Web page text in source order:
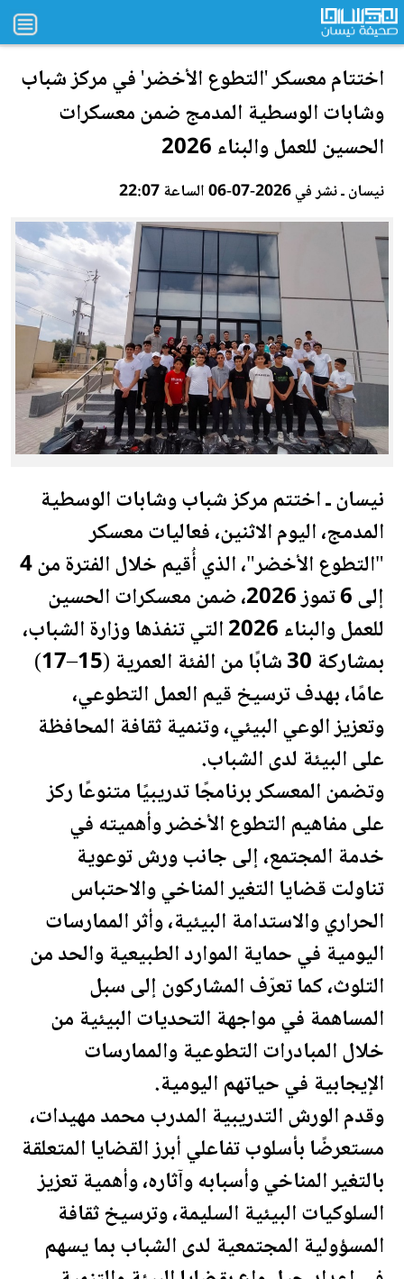
اختتام معسكر 'التطوع الأخضر' في مركز شباب
وشابات الوسطية المدمج ضمن معسكرات
الحسين للعمل والبناء 2026
نيسان ـ نشر في 2026-07-06 الساعة 22:07
نيسان ـ اختتم مركز شباب وشابات الوسطية
المدمج، اليوم الاثنين، فعاليات معسكر
"التطوع الأخضر"، الذي أُقيم خلال الفترة من 4
إلى 6 تموز 2026، ضمن معسكرات الحسين
للعمل والبناء 2026 التي تنفذها وزارة الشباب،
بمشاركة 30 شابًا من الفئة
العمري
ة (15–17)
عامًا، بهدف ترسيخ قيم العمل التطوعي،
وتعزيز الوعي البيئي، وتنمية ثقافة المحافظة
على البيئة لدى الشباب.
وتضمن المعسكر برنامجًا تدريبيًا متنوعًا ركز
على مفاهيم التطوع الأخضر وأهميته في
خدمة المجتمع، إلى جانب ورش توعوية
تناولت قضايا التغير المناخي والاحتباس
الحراري والاستدامة البيئية، وأثر الممارسات
اليوميةفي حماية الموارد الطبيعية والحد من
التلوث، كما تعرّف المشاركون إلى سبل
المساهمة في مواجهة التحديات البيئية من
خلال المبادرات التطوعية والممارسات
الإيجابية في حياتهم اليومية.
وقدم الورش التدريبية المدرب محمد مهيدات،
مستعرضًا بأسلوب تفاعلي أبرز القضايا المتعلقة
بالتغير المناخي وأسبابه وآثاره، وأهمية تعزيز
السلوكيات البيئية السليمة، وترسيخ ثقافة
المسؤولية المجتمعية لدى الشباب بما يسهم